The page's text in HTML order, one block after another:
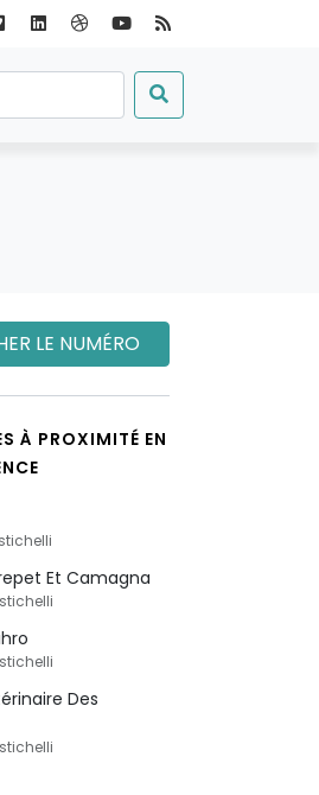
LE NUMÉRO
À PROXIMITÉ EN
Et Camagna
Des